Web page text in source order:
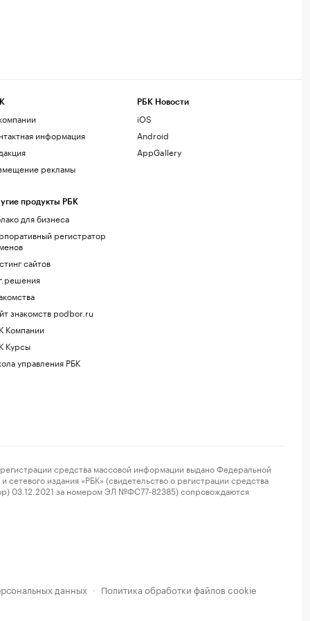
информация
рекламы
продукты РБК
для бизнеса
регистратор
сайтов
знакомств podbor.ru
Компании
Курсы
управления РБК
РБК Новости
iOS
Android
AppGallery
средства массовой информации выдано Федеральной
издания «РБК» (свидетельство о регистрации средства
03.12.2021 за номером ЭЛ №ФС77-82385) сопровождаются
данных · Политика обработки файлов cookie